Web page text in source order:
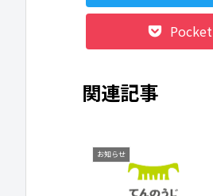
Pocket
関連記事
お知らせ